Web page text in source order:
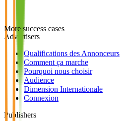
More success cases
Advertisers
Qualifications des Annonceurs
Comment ça marche
Pourquoi nous choisir
Audience
Dimension Internationale
Connexion
Publishers